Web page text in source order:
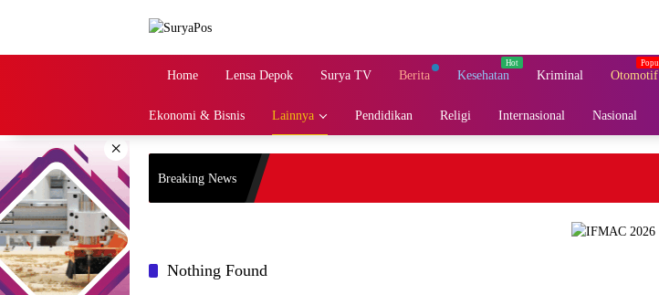
Home Lensa Depok Surya TV Berita Kesehatan Kriminal Otomotif
Ekonomi & Bisnis Lainnya Pendidikan Religi Internasional Nasional
×
Breaking News
Nothing Found